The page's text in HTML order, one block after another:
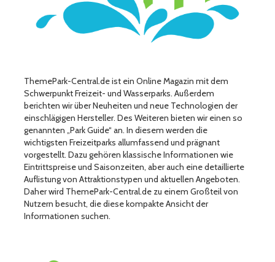
ThemePark-Central.de ist ein Online Magazin mit dem
Schwerpunkt Freizeit- und Wasserparks. Außerdem
berichten wir über Neuheiten und neue Technologien der
einschlägigen Hersteller. Des Weiteren bieten wir einen so
genannten „Park Guide“ an. In diesem werden die
wichtigsten Freizeitparks allumfassend und prägnant
vorgestellt. Dazu gehören klassische Informationen wie
Eintrittspreise und Saisonzeiten, aber auch eine detaillierte
Auflistung von Attraktionstypen und aktuellen Angeboten.
Daher wird ThemePark-Central.de zu einem Großteil von
Nutzern besucht, die diese kompakte Ansicht der
Informationen suchen.